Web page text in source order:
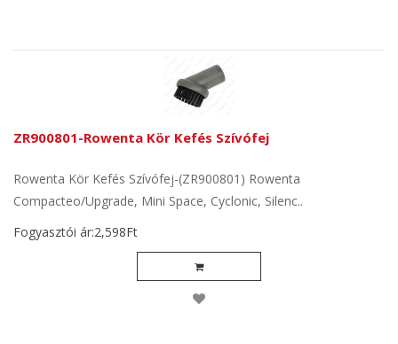
ZR900801-Rowenta Kör Kefés Szívófej
Rowenta Kör Kefés Szívófej-(ZR900801) Rowenta
Compacteo/Upgrade, Mini Space, Cyclonic, Silenc..
Fogyasztói ár:2,598Ft